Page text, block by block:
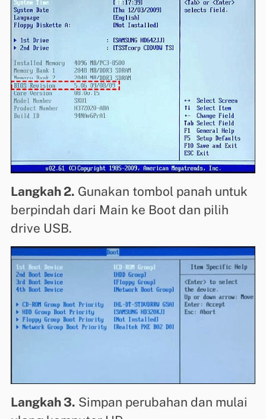
Langkah 2. Gunakan tombol panah untuk
berpindah dari Main ke Boot dan pilih
drive USB.
Langkah 3. Simpan perubahan dan mulai